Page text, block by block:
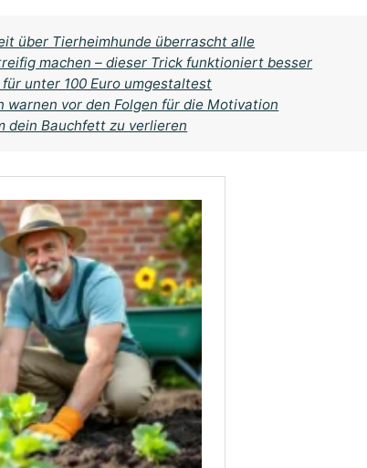
über Tierheimhunde überrascht alle
machen – dieser Trick funktioniert besser
unter 100 Euro umgestaltest
warnen vor den Folgen für die Motivation
dein Bauchfett zu verlieren